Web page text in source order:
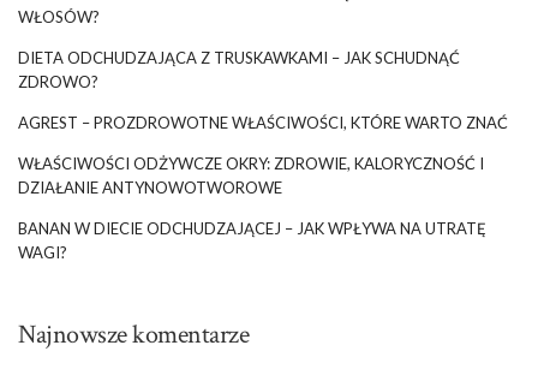
WŁOSÓW?
DIETA ODCHUDZAJĄCA Z TRUSKAWKAMI – JAK SCHUDNĄĆ
ZDROWO?
AGREST – PROZDROWOTNE WŁAŚCIWOŚCI, KTÓRE WARTO ZNAĆ
WŁAŚCIWOŚCI ODŻYWCZE OKRY: ZDROWIE, KALORYCZNOŚĆ I
DZIAŁANIE ANTYNOWOTWOROWE
BANAN W DIECIE ODCHUDZAJĄCEJ – JAK WPŁYWA NA UTRATĘ
WAGI?
Najnowsze komentarze